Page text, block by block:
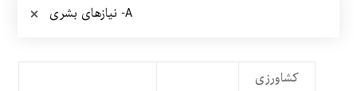
A- نیازهای بشری
کشاورزی